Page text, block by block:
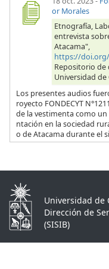
or Morales
Etnografía,
entrevista
Atacama",
https://doi.org/
Repositorio de
Universidad de
Los presentes audios
royecto FONDECYT
de la vestimenta como
ntación en la sociedad
o de Atacama durante el
Universidad de
Dirección de
(SISIB)